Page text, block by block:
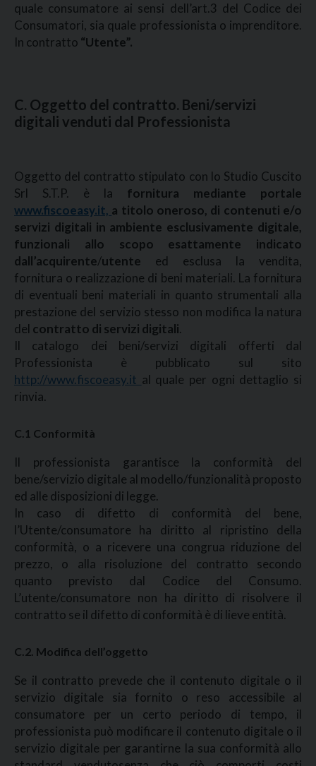
quale consumatore ai sensi dell’art.3 del Codice dei
Consumatori, sia quale professionista o imprenditore.
In contratto “Utente”.
C. Oggetto del contratto. Beni/servizi
digitali venduti dal Professionista
Oggetto del contratto stipulato con lo Studio Cuscito
Srl S.T.P. è la fornitura mediante portale
www.fiscoeasy.it, a titolo oneroso, di contenuti e/o
servizi digitali in ambiente esclusivamente digitale,
funzionali allo scopo esattamente indicato
dall’acquirente/utente ed esclusa la vendita,
fornitura o realizzazione di beni materiali. La fornitura
di eventuali beni materiali in quanto strumentali alla
prestazione del servizio stesso non modifica la natura
del contratto di servizi digitali.
Il catalogo dei beni/servizi digitali offerti dal
Professionista è pubblicato sul sito
http://www.fiscoeasy.it al quale per ogni dettaglio si
rinvia.
C.1 Conformità
Il professionista garantisce la conformità del
bene/servizio digitale al modello/funzionalità proposto
ed alle disposizioni di legge.
In caso di difetto di conformità del bene,
l’Utente/consumatore ha diritto al ripristino della
conformità, o a ricevere una congrua riduzione del
prezzo, o alla risoluzione del contratto secondo
quanto previsto dal Codice del Consumo.
L’utente/consumatore non ha diritto di risolvere il
contratto se il difetto di conformità è di lieve entità.
C.2. Modifica dell’oggetto
Se il contratto prevede che il contenuto digitale o il
servizio digitale sia fornito o reso accessibile al
consumatore per un certo periodo di tempo, il
professionista può modificare il contenuto digitale o il
servizio digitale per garantirne la sua conformità allo